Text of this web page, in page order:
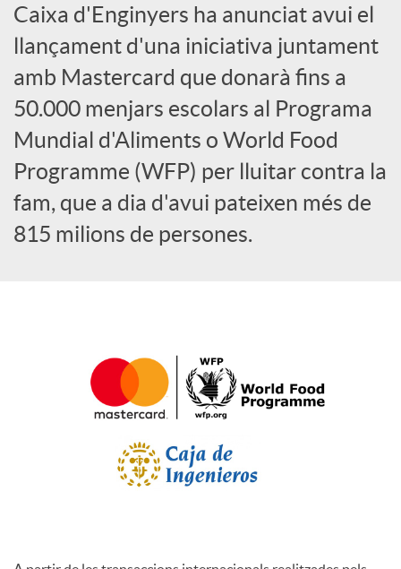
c
i
a
l
Caixa d'Enginyers ha anunciat avui el
llançament d'una iniciativa juntament
amb Mastercard que donarà fins a
50.000 menjars escolars al Programa
Mundial d'Aliments o World Food
Programme (WFP) per lluitar contra la
fam, que a dia d'avui pateixen més de
815 milions de persones.